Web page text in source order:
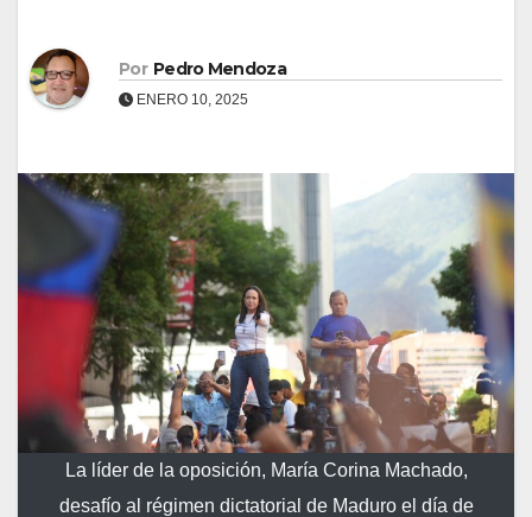
Por Pedro Mendoza
ENERO 10, 2025
La líder de la oposición, María Corina Machado,
desafío al régimen dictatorial de Maduro el día de